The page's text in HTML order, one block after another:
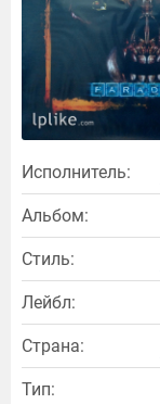
Исполнитель:
Альбом:
Стиль:
Лейбл:
Страна:
Тип: